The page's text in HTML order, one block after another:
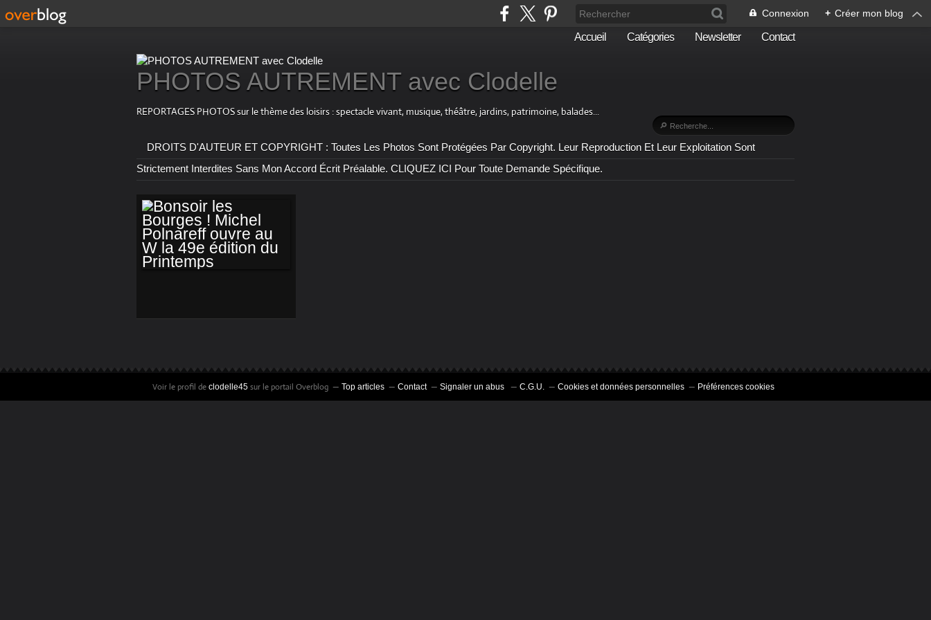
Connexion + Créer mon blog
Accueil Catégories Newsletter Contact
PHOTOS AUTREMENT avec Clodelle
REPORTAGES PHOTOS sur le thème des loisirs : spectacle vivant, musique, théâtre, jardins, patrimoine, balades...
DROITS D'AUTEUR ET COPYRIGHT : Toutes Les Photos Sont Protégées Par Copyright. Leur Reproduction Et Leur Exploitation Sont
Strictement Interdites Sans Mon Accord Écrit Préalable. CLIQUEZ ICI Pour Toute Demande Spécifique.
OUVRE AU W LA
49E ÉDITION DU
Voir le profil de clodelle45 sur le portail Overblog Top articles Contact Signaler un abus C.G.U. Cookies et données personnelles Préférences cookies